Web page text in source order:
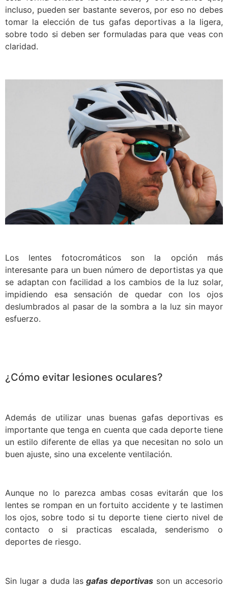
incluso, pueden ser bastante severos, por eso no debes
tomar la elección de tus gafas deportivas a la ligera,
sobre todo si deben ser formuladas para que veas con
claridad.
Los lentes fotocromáticos son la opción más
interesante para un buen número de deportistas ya que
se adaptan con facilidad a los cambios de la luz solar,
impidiendo esa sensación de quedar con los ojos
deslumbrados al pasar de la sombra a la luz sin mayor
esfuerzo.
¿Cómo evitar lesiones oculares?
Además de utilizar unas buenas gafas deportivas es
importante que tenga en cuenta que cada deporte tiene
un estilo diferente de ellas ya que necesitan no solo un
buen ajuste, sino una excelente ventilación.
Aunque no lo parezca ambas cosas evitarán que los
lentes se rompan en un fortuito accidente y te lastimen
los ojos, sobre todo si tu deporte tiene cierto nivel de
contacto o si practicas escalada, senderismo o
deportes de riesgo.
Sin lugar a duda lasgafas deportivas son un accesorio